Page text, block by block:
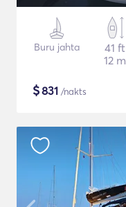
Buru jahta
41 ft
12 m
$831 /nakts